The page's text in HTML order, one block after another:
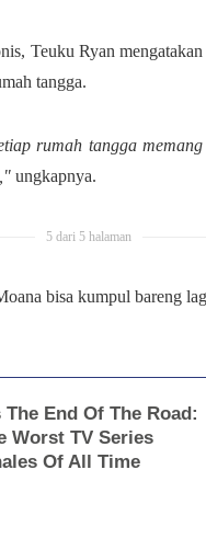
Teuku Ryan
tangga.
rumah tangga
ungkapnya.
5 dari 5 halaman
bisa kumpul bareng